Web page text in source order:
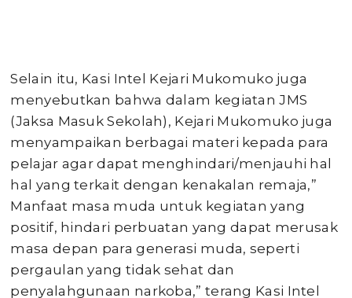
Selain itu, Kasi Intel Kejari Mukomuko juga
menyebutkan bahwa dalam kegiatan JMS
(Jaksa Masuk Sekolah), Kejari Mukomuko juga
menyampaikan berbagai materi kepada para
pelajar agar dapat menghindari/menjauhi hal
hal yang terkait dengan kenakalan remaja,”
Manfaat masa muda untuk kegiatan yang
positif, hindari perbuatan yang dapat merusak
masa depan para generasi muda, seperti
pergaulan yang tidak sehat dan
penyalahgunaan narkoba,” terang Kasi Intel